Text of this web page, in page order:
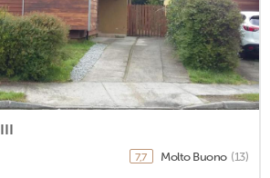
7,7 Molto Buono (13)